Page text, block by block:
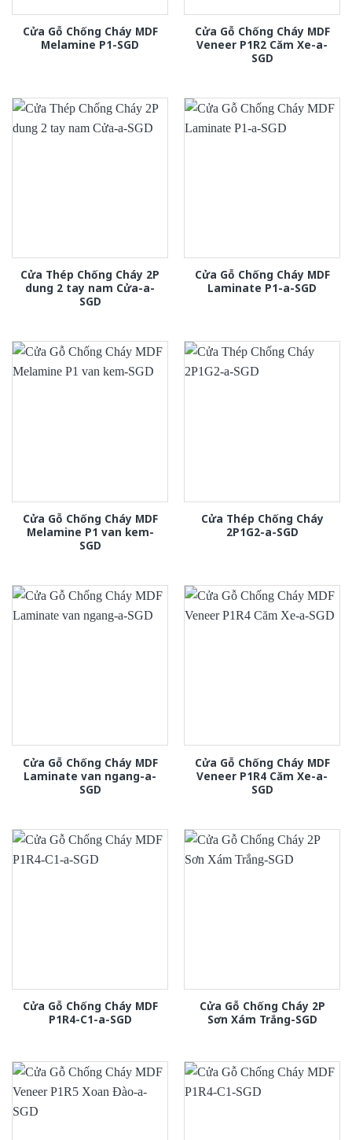
Cửa Gỗ Chống Cháy MDF
Melamine P1-SGD
Cửa Gỗ Chống Cháy MDF
Veneer P1R2 Căm Xe-a-
SGD
Cửa Thép Chống Cháy 2P
dung 2 tay nam Cửa-a-
SGD
Cửa Gỗ Chống Cháy MDF
Laminate P1-a-SGD
Cửa Gỗ Chống Cháy MDF
Melamine P1 van kem-
SGD
Cửa Thép Chống Cháy
2P1G2-a-SGD
Cửa Gỗ Chống Cháy MDF
Laminate van ngang-a-
SGD
Cửa Gỗ Chống Cháy MDF
Veneer P1R4 Căm Xe-a-
SGD
Cửa Gỗ Chống Cháy MDF
P1R4-C1-a-SGD
Cửa Gỗ Chống Cháy 2P
Sơn Xám Trắng-SGD